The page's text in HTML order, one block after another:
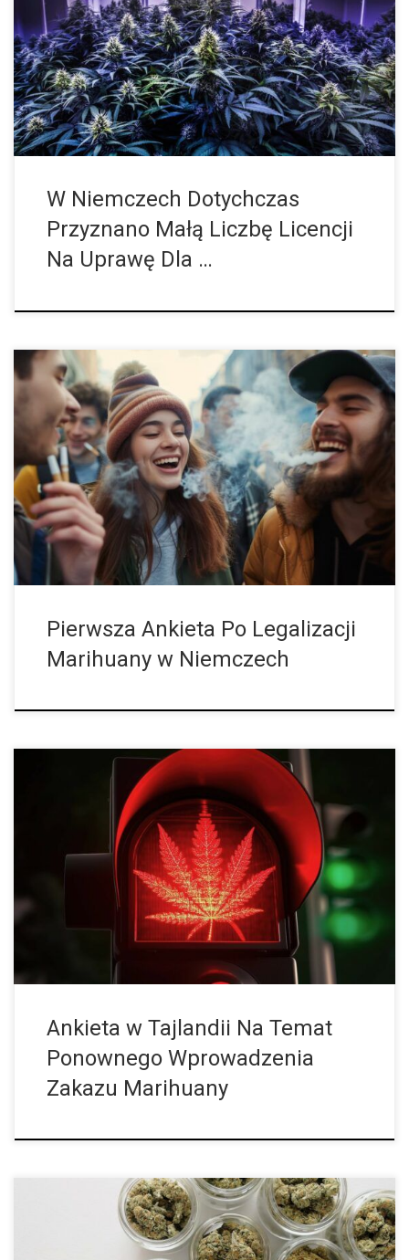
Od 1 lipca wiele zarejestrowanych w Niemczech stowarzyszeń
zajmujących się uprawą konopi indyjskich powinno mieć
możliwość ubiegania się o zezwolenie na uprawę marihuany. Do
tej pory w całym kraju wydano […]
W Niemczech Dotychczas
Przyznano Małą Liczbę Licencji
Na Uprawę Dla …
Od 1 kwietna 2024 roku w Niemczech legalna jest marihuana, a
teraz udostępniono wyniki pierwszego badania na temat
konsumpcji konopi. Z ankiety wynika, że Niemcy nieco częściej
niż przed 1 […]
Pierwsza Ankieta Po Legalizacji
Marihuany w Niemczech
Tajlandia to piękny kraj, który swoim urokiem zaprasza na
wakacje, a jej wspaniałe krajobrazy i wyspy, przyjaźni
mieszkańcy, pyszne jedzenie, i od dwóch lat legalna marihuana
tylko dodatkowo zachęcają do […]
Ankieta w Tajlandii Na Temat
Ponownego Wprowadzenia
Zakazu Marihuany